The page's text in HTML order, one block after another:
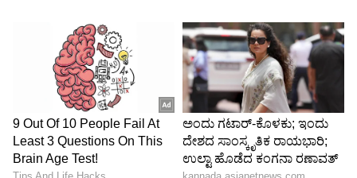
Image Credit :Pixabay
ಈ ಗ್ರಹ ಇಷ್ಟೊಂದು ನಿಗೂಢವಾಗಿರಲು ಕಾರಣವೇನು?